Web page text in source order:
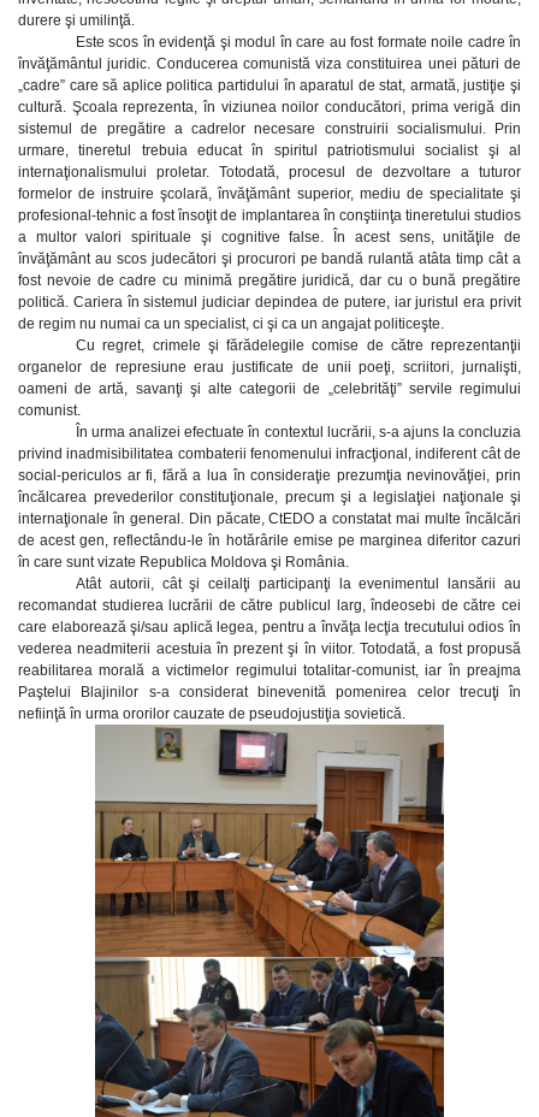
durere şi umilinţă.
Este scos în evidenţă şi modul în care au fost formate noile cadre în
învăţământul juridic. Conducerea comunistă viza constituirea unei pături de
„cadre” care să aplice politica partidului în aparatul de stat, armată, justiţie şi
cultură. Şcoala reprezenta, în viziunea noilor conducători, prima verigă din
sistemul de pregătire a cadrelor necesare construirii socialismului. Prin
urmare, tineretul trebuia educat în spiritul patriotismului socialist şi al
internaţionalismului proletar. Totodată, procesul de dezvoltare a tuturor
formelor de instruire şcolară, învăţământ superior, mediu de specialitate şi
profesional-tehnic a fost însoţit de implantarea în conştiinţa tineretului studios
a multor valori spirituale şi cognitive false. În acest sens, unităţile de
învăţământ au scos judecători şi procurori pe bandă rulantă atâta timp cât a
fost nevoie de cadre cu minimă pregătire juridică, dar cu o bună pregătire
politică. Cariera în sistemul judiciar depindea de putere, iar juristul era privit
de regim nu numai ca un specialist, ci şi ca un angajat politiceşte.
Cu regret, crimele şi fărădelegile comise de către reprezentanţii
organelor de represiune erau justificate de unii poeţi, scriitori, jurnalişti,
oameni de artă, savanţi şi alte categorii de „celebrităţi” servile regimului
comunist.
În urma analizei efectuate în contextul lucrării, s-a ajuns la concluzia
privind inadmisibilitatea combaterii fenomenului infracţional, indiferent cât de
social-periculos ar fi, fără a lua în consideraţie prezumţia nevinovăţiei, prin
încălcarea prevederilor constituţionale, precum şi a legislaţiei naţionale şi
internaţionale în general. Din păcate, CtEDO a constatat mai multe încălcări
de acest gen, reflectându-le în hotărârile emise pe marginea diferitor cazuri
în care sunt vizate Republica Moldova şi România.
Atât autorii, cât şi ceilalţi participanţi la evenimentul lansării au
recomandat studierea lucrării de către publicul larg, îndeosebi de către cei
care elaborează şi/sau aplică legea, pentru a învăţa lecţia trecutului odios în
vederea neadmiterii acestuia în prezent şi în viitor. Totodată, a fost propusă
reabilitarea morală a victimelor regimului totalitar-comunist, iar în preajma
Paştelui Blajinilor s-a considerat binevenită pomenirea celor trecuţi în
nefiinţă în urma ororilor cauzate de pseudojustiţia sovietică.